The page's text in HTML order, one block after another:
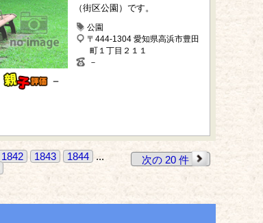
－
（街区公園）です。
公園
〒444-1304 愛知県高浜市豊田
町１丁目２１１
－
1842 1843 1844
...
次の 20 件